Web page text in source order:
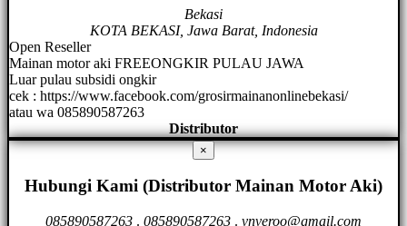
Bekasi
KOTA BEKASI, Jawa Barat, Indonesia
Open Reseller
Mainan motor aki FREEONGKIR PULAU JAWA
Luar pulau subsidi ongkir
cek : https://www.facebook.com/grosirmainanonlinebekasi/
atau wa 085890587263
Distributor
×
Hubungi Kami (Distributor Mainan Motor Aki)
085890587263 . 085890587263 . vnveroo@gmail.com